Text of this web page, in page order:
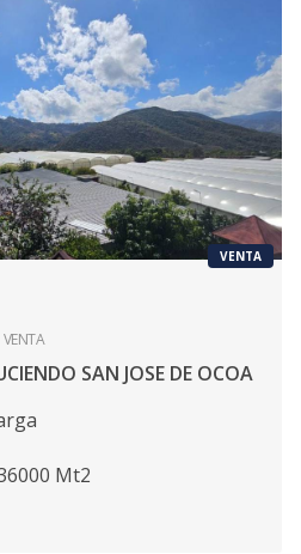
VENTA
VENTA
SAN JOSE DE OCOA
Mt2